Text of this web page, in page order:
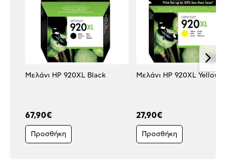
Μελάνι HP 920XL Black
67,90€
Προσθήκη
Μελάνι HP 920XL Yellow
27,90€
Προσθήκη